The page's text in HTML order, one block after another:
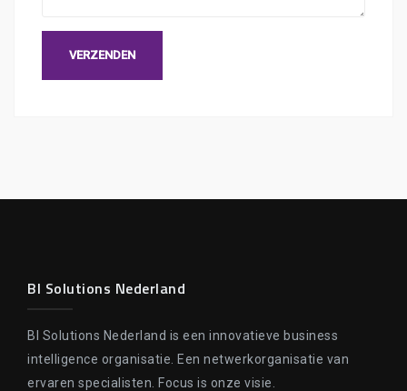
BI Solutions Nederland
BI Solutions Nederland is een innovatieve business
intelligence organisatie. Een netwerkorganisatie van
ervaren specialisten. Focus is onze visie.